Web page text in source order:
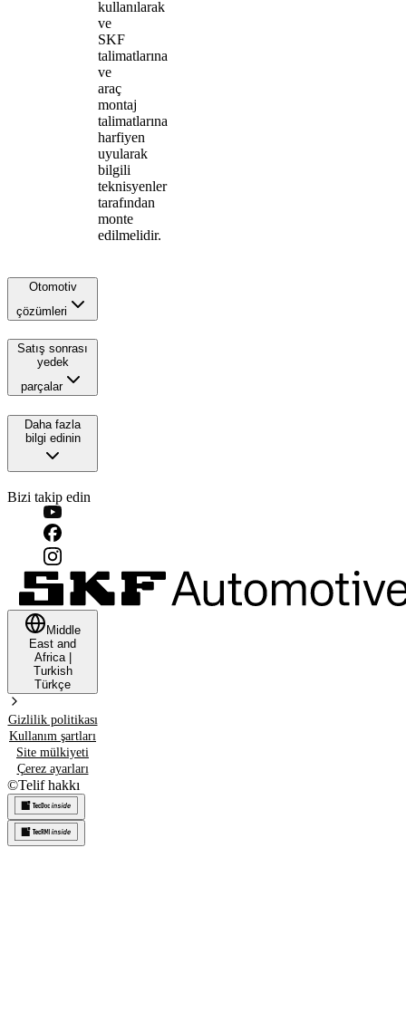
kullanılarak
ve
SKF
talimatlarına
ve
araç
montaj
talimatlarına
harfiyen
uyularak
bilgili
teknisyenler
tarafından
monte
edilmelidir.
Otomotiv
çözümleri
Satış sonrası
yedek
parçalar
Daha fazla
bilgi edinin
Bizi takip edin
Middle
East and
Africa|
Turkish
Türkçe
Gizlilik politikası
Kullanım şartları
Site mülkiyeti
Çerez ayarları
©Telif hakkı